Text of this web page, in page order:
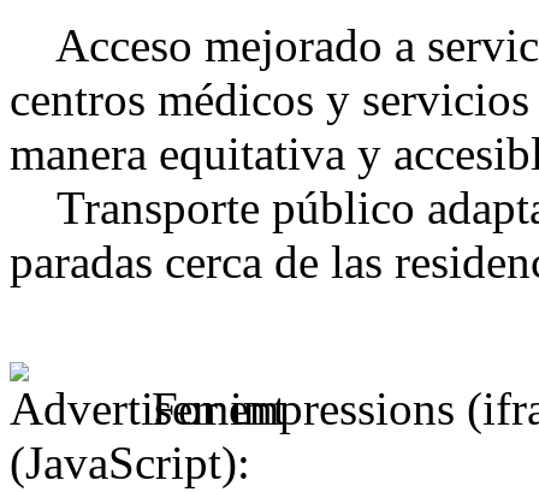
Acceso mejorado a
centros médicos y
manera equitativa y
Transporte público
paradas cerca de las
For impressions
(JavaScript):